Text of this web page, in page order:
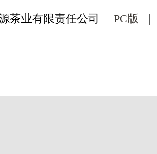
茶业有限责任公司 PC版